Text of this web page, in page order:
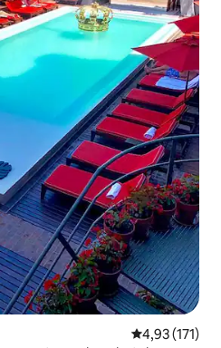
Gemiddelde
4,93 (171)